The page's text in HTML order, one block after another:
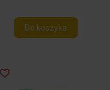
Do koszyka